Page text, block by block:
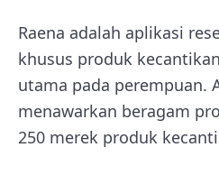
Raena adalah aplikasi
khusus produk
utama pada perempuan.
menawarkan beragam
250 merek produk